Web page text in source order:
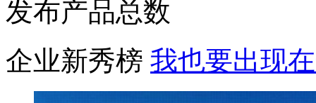
发布产品总数
企业新秀榜 我也要出现